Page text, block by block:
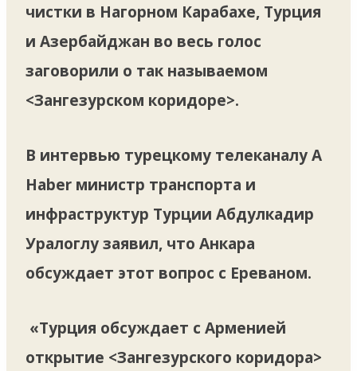
чистки в Нагорном Карабахе, Турция
и Азербайджан во весь голос
заговорили о так называемом
<Зангезурском коридоре>.
В интервью турецкому телеканалу A
Haber министр транспорта и
инфраструктур Турции Абдулкадир
Уралоглу заявил, что Анкара
обсуждает этот вопрос с Ереваном.
«Турция обсуждает с Арменией
открытие <Зангезурского коридора>